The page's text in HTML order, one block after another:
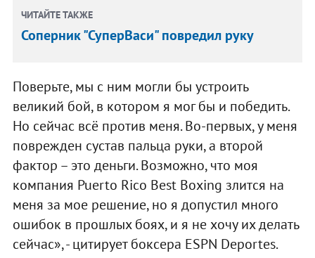
ЧИТАЙТЕ ТАКЖЕ
Соперник "СуперВаси" повредил руку
Поверьте, мы с ним могли бы устроить
великий бой, в котором я мог бы и победить.
Но сейчас всё против меня. Во-первых, у меня
поврежден сустав пальца руки, а второй
фактор – это деньги. Возможно, что моя
компания Puerto Rico Best Boxing злится на
меня за мое решение, но я допустил много
ошибок в прошлых боях, и я не хочу их делать
сейчас», - цитирует боксера ESPN Deportes.